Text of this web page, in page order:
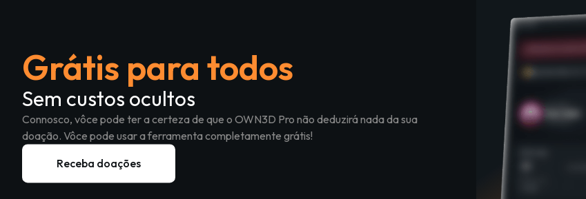
Grátis para todos
Sem custos ocultos
Connosco, vôce pode ter a certeza de que o OWN3D Pro não deduzirá nada da sua
doação. Vôce pode usar a ferramenta completamente grátis!
Receba doações